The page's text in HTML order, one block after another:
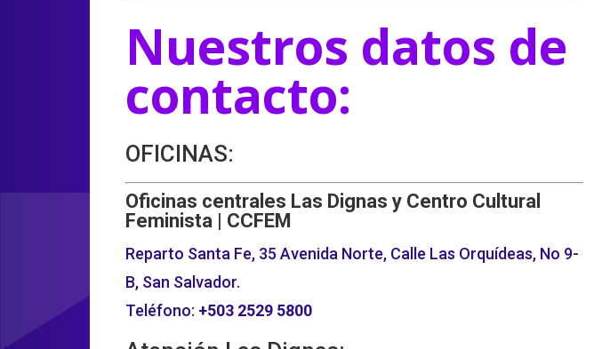
Nuestros datos de
contacto:
OFICINAS:
Oficinas centrales Las Dignas y Centro Cultural
Feminista | CCFEM
Reparto Santa Fe, 35 Avenida Norte, Calle Las Orquídeas, No 9-
B, San Salvador.
Teléfono: +503 2529 5800